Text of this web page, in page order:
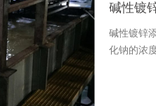
碱性镀
碱性镀锌
化钠的浓